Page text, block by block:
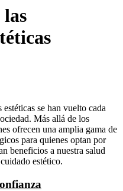
se han vuelto cada
Más allá de los
ofrecen una amplia gama de
para quienes optan por
beneficios a nuestra salud
estético.